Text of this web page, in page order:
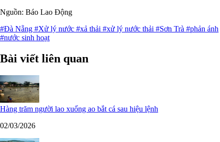
Nguồn: Báo Lao Động
#Đà Nẵng #Xử lý nước #xả thải #xử lý nước thải #Sơn Trà #phản ánh
#nước sinh hoạt
Bài viết liên quan
Hàng trăm người lao xuống ao bắt cá sau hiệu lệnh
02/03/2026